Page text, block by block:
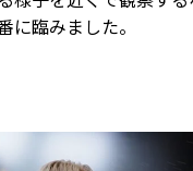
に臨みました。